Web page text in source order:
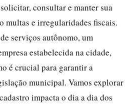
consultar e manter sua
multas e irregularidades fiscais.
serviços autônomo, um
estabelecida na cidade,
é crucial para garantir a
municipal. Vamos explorar
impacta o dia a dia dos